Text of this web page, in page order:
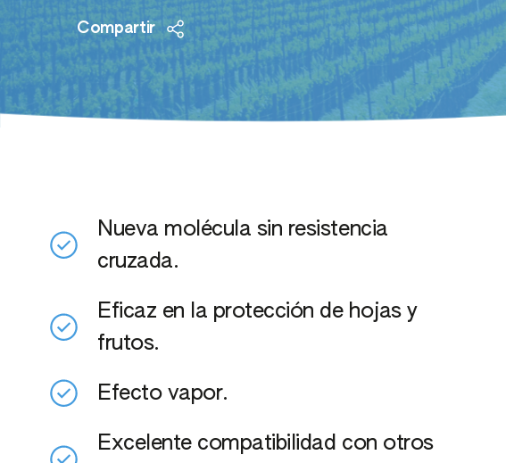
Acaricidas y
Molusquicidas
Arroz
Cebada
Maíz
Frutales
Frutales de cáscara
Compartir
Nueva molécula sin resistencia
cruzada.
Eficaz en la protección de hojas y
frutos.
Efecto vapor.
Excelente compatibilidad con otros